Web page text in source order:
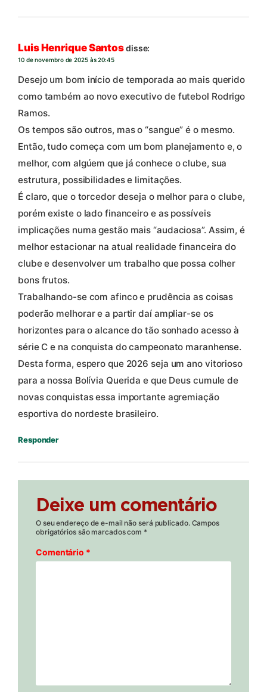
Luis Henrique Santosdisse:
10 de novembro de 2025 às 20:45
Desejo um bom início de temporada ao mais querido
como também ao novo executivo de futebol Rodrigo
Ramos.
Os tempos são outros, mas o “sangue” é o mesmo.
Então, tudo começa com um bom planejamento e, o
melhor, com algúem que já conhece o clube, sua
estrutura, possibilidades e limitações.
É claro, que o torcedor deseja o melhor para o clube,
porém existe o lado financeiro e as possíveis
implicações numa gestão mais “audaciosa”. Assim, é
melhor estacionar na atual realidade financeira do
clube e desenvolver um trabalho que possa colher
bons frutos.
Trabalhando-se com afinco e prudência as coisas
poderão melhorar e a partir daí ampliar-se os
horizontes para o alcance do tão sonhado acesso à
série C e na conquista do campeonato maranhense.
Desta forma, espero que 2026 seja um ano vitorioso
para a nossa Bolívia Querida e que Deus cumule de
novas conquistas essa importante agremiação
esportiva do nordeste brasileiro.
Responder
Deixe um comentário
O seu endereço de e-mail não será publicado. Campos
obrigatórios são marcados com *
Comentário *